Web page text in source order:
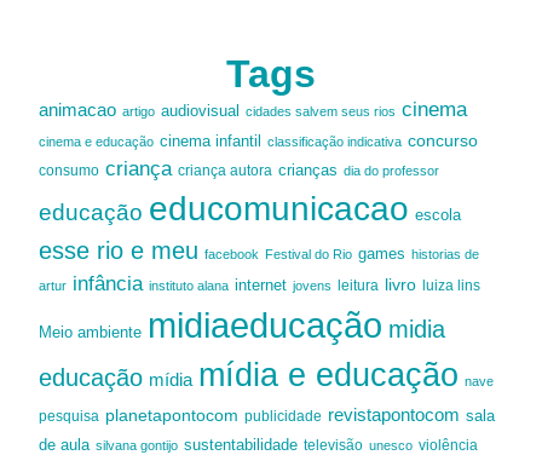
Tags
animacao artigo audiovisual cidades salvem seus rios cinema
cinema e educação cinema infantil classificação indicativa concurso
consumo criança criança autora crianças dia do professor
educação educomunicacao escola
esse rio e meu facebook Festival do Rio games historias de
artur infância instituto alana internet jovens leitura livro luiza lins
Meio ambiente midiaeducação midia
educação mídia mídia e educação nave
pesquisa planetapontocom publicidade revistapontocom sala
de aula silvana gontijo sustentabilidade televisão unesco violência